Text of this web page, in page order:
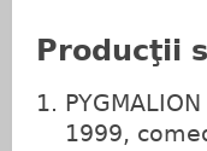
Producţii
1999,